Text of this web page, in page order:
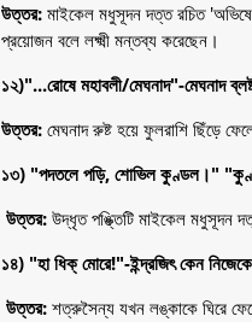
উত্তর: মাইকেল মধুসূদন দত্ত রচিত
প্রয়োজন বলে লক্ষ্মী মন্তব্য করেছেন।
১২)"...রোষে মহাবলী/মেঘনাদ"-মেঘনাদ
উত্তর: মেঘনাদ রুষ্ট হয়ে ফুলরাশি ছিঁড়ে
১৩) "পদতলে পড়ি, শোভিল কুণ্ডল।"
উত্তর: উদ্ধৃত পঙ্ক্তিটি মাইকেল মধুসূদন
১৪) "হা ধিক্ মোরে!"-ইন্দ্রজিৎ কেন
উত্তর: শত্রুসৈন্য যখন লঙ্কাকে ঘিরে